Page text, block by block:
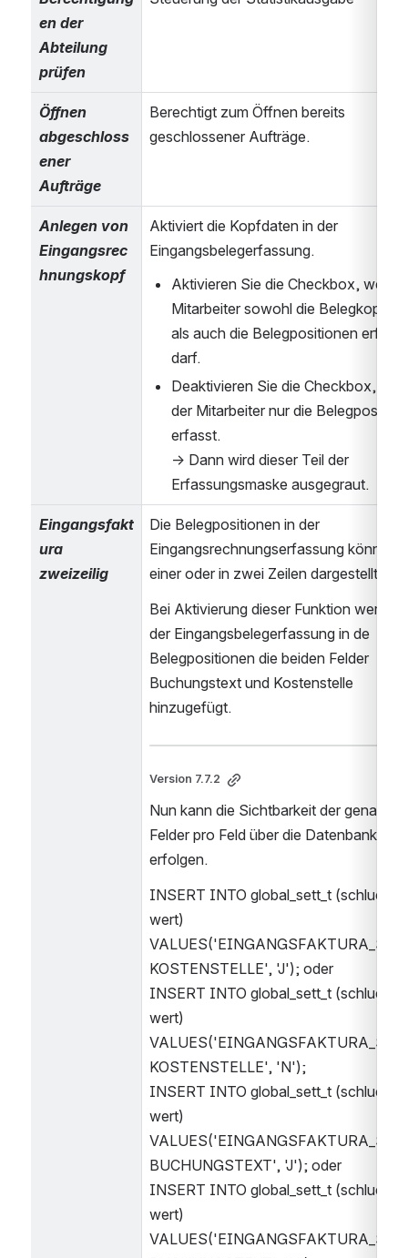
en der
Abteilung
prüfen
Öffnen
abgeschloss
ener
Aufträge
Berechtigt zum Öffnen bereits
geschlossener Aufträge.
Anlegen von
Eingangsrec
hnungskopf
Aktiviert die Kopfdaten in der
Eingangsbelegerfassung.
Aktivieren Sie die Checkbox, wenn
Mitarbeiter sowohl die
als auch die Belegpositionen
darf.
Deaktivieren Sie die Checkbox,
der Mitarbeiter nur die
erfasst.
→ Dann wird dieser Teil der
Erfassungsmaske ausgegraut.
Eingangsfakt
ura
zweizeilig
Die Belegpositionen in der
Eingangsrechnungserfassung können
einer oder in zwei Zeilen dargestellt
Bei Aktivierung dieser Funktion werden
der Eingangsbelegerfassung in de
Belegpositionen die beiden Felder
Buchungstext und Kostenstelle
hinzugefügt.
Version 7.7.2
Nun kann die Sichtbarkeit der
Felder pro Feld über die Datenbank
erfolgen.
INSERT INTO global_sett_t
wert)
KOSTENSTELLE', 'J'); oder
INSERT INTO global_sett_t
wert)
KOSTENSTELLE', 'N');
INSERT INTO global_sett_t
wert)
BUCHUNGSTEXT', 'J'); oder
INSERT INTO global_sett_t
wert)